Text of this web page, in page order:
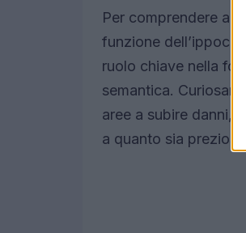
Per comprendere
funzione
ruolo chiave nella
semantica.
aree a subire danni,
a quanto sia